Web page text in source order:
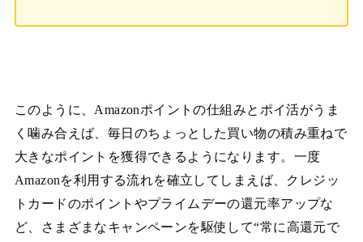
このように、Amazonポイントの仕組みとポイ活がうま
く噛み合えば、毎日のちょっとした買い物の積み重ねで
大きなポイントを獲得できるようになります。一度
Amazonを利用する流れを確立してしまえば、クレジッ
トカードのポイントやプライムデーの還元率アップな
ど、さまざまなキャンペーンを駆使して“常に高還元で